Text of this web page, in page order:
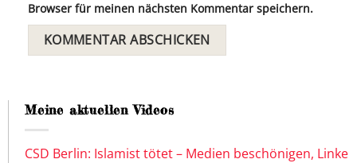
Browser für meinen nächsten Kommentar speichern.
Meine aktuellen Videos
CSD Berlin: Islamist tötet – Medien beschönigen, Linke